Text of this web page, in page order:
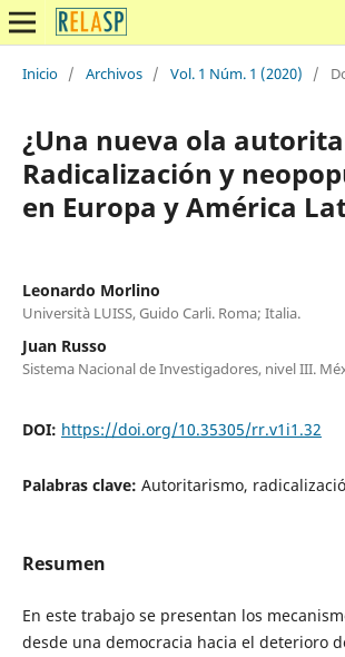
Inicio / Archivos / Vol. 1 Núm. 1 (2020) /
¿Una nueva ola
Radicalización y
en Europa y América
Leonardo Morlino
Università LUISS, Guido Carli. Roma; Italia.
Juan Russo
Sistema Nacional de Investigadores, nivel III.
DOI: https://doi.org/10.35305/rr.v1i1.32
Palabras clave: Autoritarismo,
Resumen
En este trabajo se presentan los
desde una democracia hacia el deterioro